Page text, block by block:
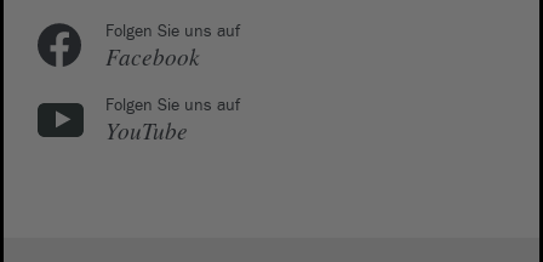
Folgen Sie uns auf
Facebook
Folgen Sie uns auf
YouTube